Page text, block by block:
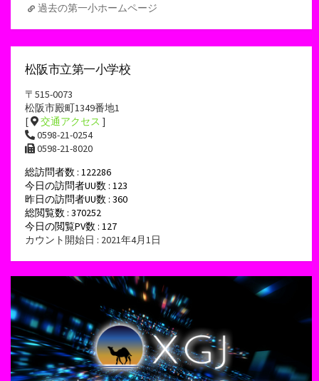
過去の第一小ホームページ
松阪市立第一小学校
〒515-0073
松阪市殿町1349番地1
[
交通アクセス ]
0598-21-0254
0598-21-8020
総訪問者数 : 122286
今日の訪問者UU数 : 123
昨日の訪問者UU数 : 360
総閲覧数 : 370252
今日の閲覧PV数 : 127
カウント開始日 : 2021年4月1日